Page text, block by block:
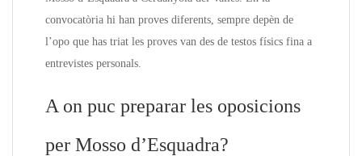
convocatòria hi han proves diferents, sempre depèn de
l’opo que has triat les proves van des de testos físics fina a
entrevistes personals.
A on puc preparar les oposicions
per Mosso d’Esquadra?